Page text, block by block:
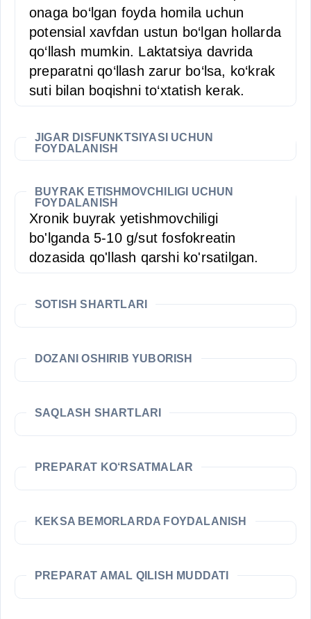
onaga bo‘lgan foyda homila uchun
potensial xavfdan ustun bo‘lgan hollarda
qo‘llash mumkin. Laktatsiya davrida
preparatni qo‘llash zarur bo‘lsa, ko‘krak
suti bilan boqishni to‘xtatish kerak.
JIGAR DISFUNKTSIYASI UCHUN
FOYDALANISH
BUYRAK ETISHMOVCHILIGI UCHUN
FOYDALANISH
Xronik buyrak yetishmovchiligi
bo'lganda 5-10 g/sut fosfokreatin
dozasida qo'llash qarshi ko'rsatilgan.
SOTISH SHARTLARI
DOZANI OSHIRIB YUBORISH
SAQLASH SHARTLARI
PREPARAT KO‘RSATMALAR
KEKSA BEMORLARDA FOYDALANISH
PREPARAT AMAL QILISH MUDDATI